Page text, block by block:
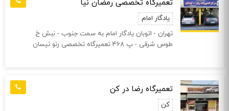
تعمیرگاه تخصصی رمضان نیا
یادگار امام
تهران - اتوبان یادگار امام به سمت جنوب - نبش خ
طوس شرقی - پ 468 تعمیرگاه تخصصی رنو نیسان
تعمیرگاه رضا در کن
کن